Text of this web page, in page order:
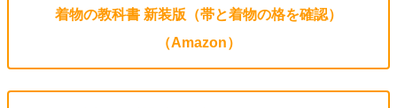
着物の教科書 新装版（帯と着物の格を確認）
（Amazon）